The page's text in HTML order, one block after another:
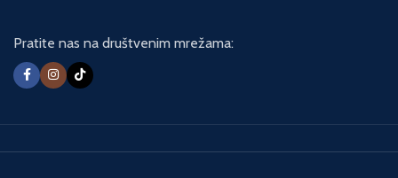
Pratite nas na društvenim mrežama: